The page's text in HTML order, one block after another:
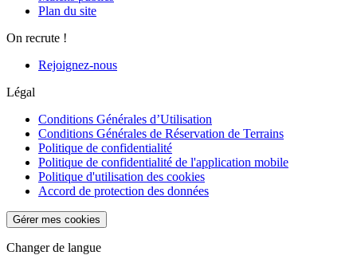
Plan du site
On recrute !
Rejoignez-nous
Légal
Conditions Générales d’Utilisation
Conditions Générales de Réservation de Terrains
Politique de confidentialité
Politique de confidentialité de l'application mobile
Politique d'utilisation des cookies
Accord de protection des données
Gérer mes cookies
Changer de langue